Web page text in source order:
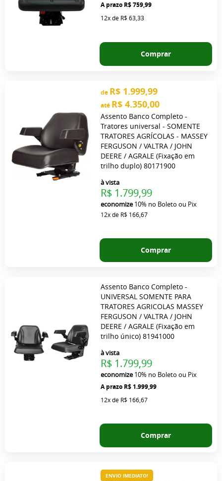
R$ 759,99
12xde R$ 63,33
Comprar
Assento Banco Completo -
Tratores universal - SOMENTE
TRATORES AGRÍCOLAS - MASSEY
FERGUSON / VALTRA / JOHN
DEERE / AGRALE (Fixação em
trilho duplo) 80171900
de R$ 1.999,99
até R$ 4.350,00
à vista
R$ 1.799,99
economize10% no Boleto ou Pix
12xde R$ 166,67
Comprar
Assento Banco Completo -
UNIVERSAL SOMENTE PARA
TRATORES AGRICOLAS MASSEY
FERGUSON / VALTRA / JOHN
DEERE / AGRALE (Fixação em
trilho único) 81941000
R$ 1.999,99
à vista
R$ 1.799,99
economize10% no Boleto ou Pix
12xde R$ 166,67
Comprar
ENVIO IMEDIATO!